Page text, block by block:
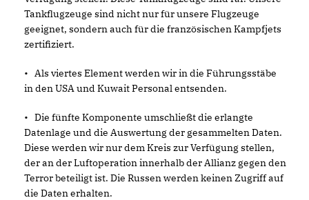
Tankflugzeuge sind nicht nur für unsere Flugzeuge
geeignet, sondern auch für die französischen Kampfjets
zertifiziert.
• Als viertes Element werden wir in die Führungsstäbe
in den USA und Kuwait Personal entsenden.
• Die fünfte Komponente umschließt die erlangte
Datenlage und die Auswertung der gesammelten Daten.
Diese werden wir nur dem Kreis zur Verfügung stellen,
der an der Luftoperation innerhalb der Allianz gegen den
Terror beteiligt ist. Die Russen werden keinen Zugriff auf
die Daten erhalten.